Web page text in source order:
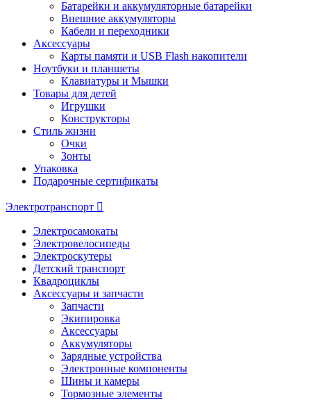
Батарейки и аккумуляторные батарейки
Внешние аккумуляторы
Кабели и переходники
Аксессуары
Карты памяти и USB Flash накопители
Ноутбуки и планшеты
Клавиатуры и Мышки
Товары для детей
Игрушки
Конструкторы
Стиль жизни
Очки
Зонты
Упаковка
Подарочные сертификаты
Электротранспорт
Электросамокаты
Электровелосипеды
Электроскутеры
Детский транспорт
Квадроциклы
Аксессуары и запчасти
Запчасти
Экипировка
Аксессуары
Аккумуляторы
Зарядные устройства
Электронные компоненты
Шины и камеры
Тормозные элементы